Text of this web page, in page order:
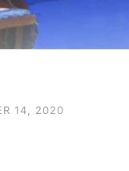
14, 2020